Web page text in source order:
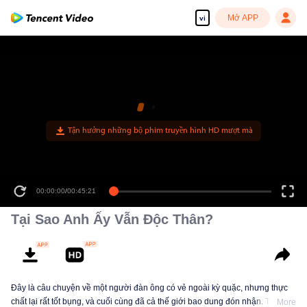
vi Mở APP
00:00:00/00:45:21
Tại Sao Anh Ấy Vẫn Độc Thân?
Đây là câu chuyện về một người đàn ông có vẻ ngoài kỳ quặc, nhưng thực
chất lại rất tốt bụng, và cuối cùng đã cả thế giới bao dung đón nhận. ThôngMore